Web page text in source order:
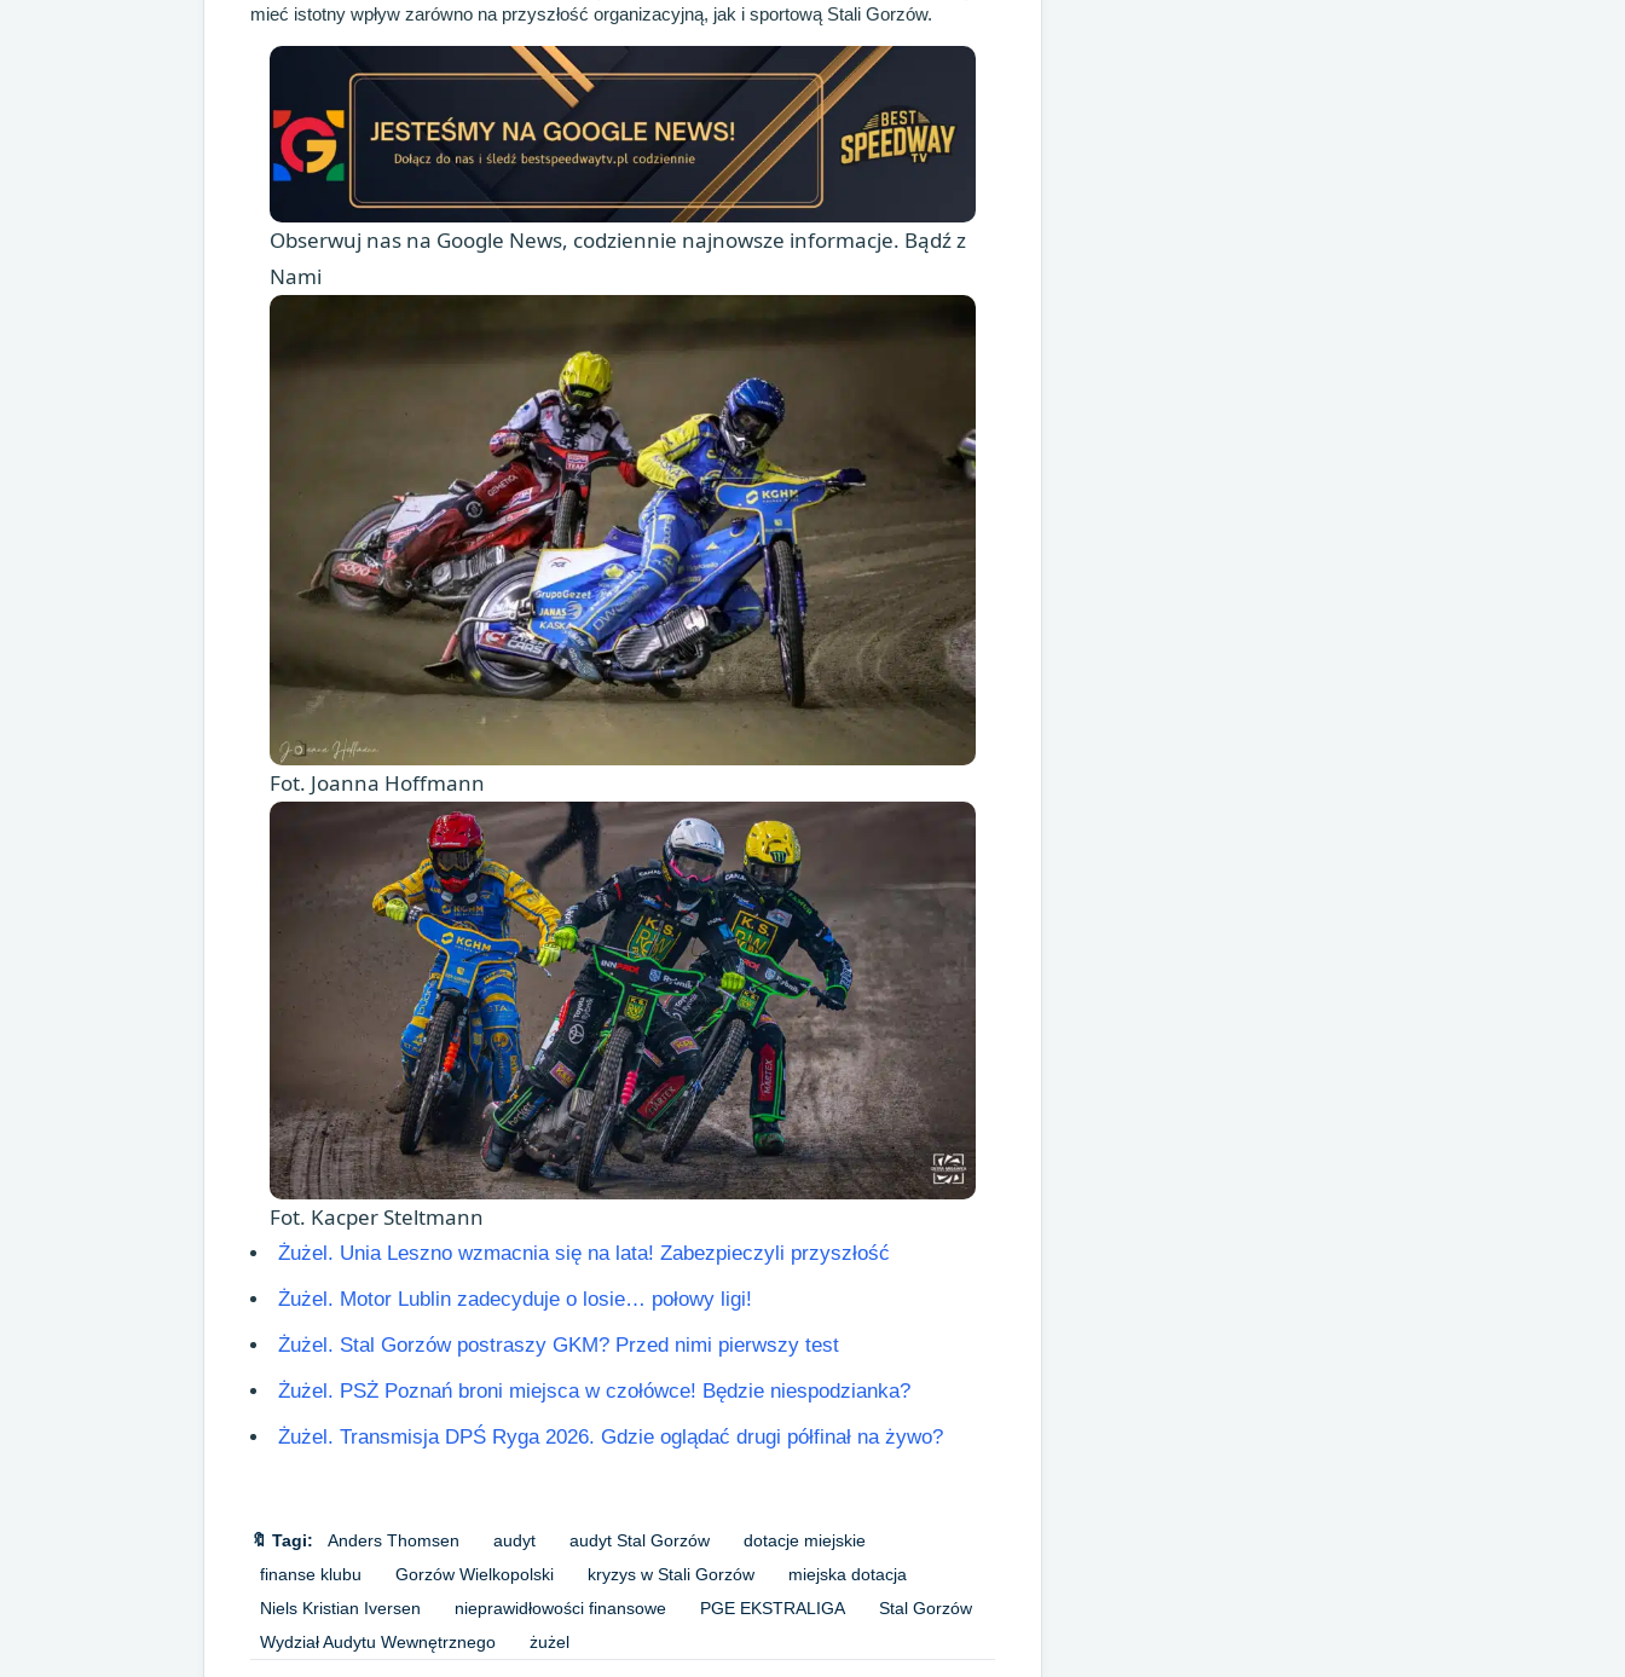
mieć istotny wpływ zarówno na przyszłość organizacyjną, jak i sportową Stali Gorzów.
Obserwuj nas na Google News, codziennie najnowsze informacje. Bądź z
Nami
Fot. Joanna Hoffmann
Fot. Kacper Steltmann
Żużel. Unia Leszno wzmacnia się na lata! Zabezpieczyli przyszłość
Żużel. Motor Lublin zadecyduje o losie… połowy ligi!
Żużel. Stal Gorzów postraszy GKM? Przed nimi pierwszy test
Żużel. PSŻ Poznań broni miejsca w czołówce! Będzie niespodzianka?
Żużel. Transmisja DPŚ Ryga 2026. Gdzie oglądać drugi półfinał na żywo?
🔖 Tagi: Anders Thomsen audyt audyt Stal Gorzów
dotacje miejskie
finanse klubu
Gorzów Wielkopolski kryzys w Stali Gorzów
miejska dotacja
Niels Kristian Iversen
nieprawidłowości finansowe PGE EKSTRALIGA
Stal Gorzów
Wydział Audytu Wewnętrznego
żużel